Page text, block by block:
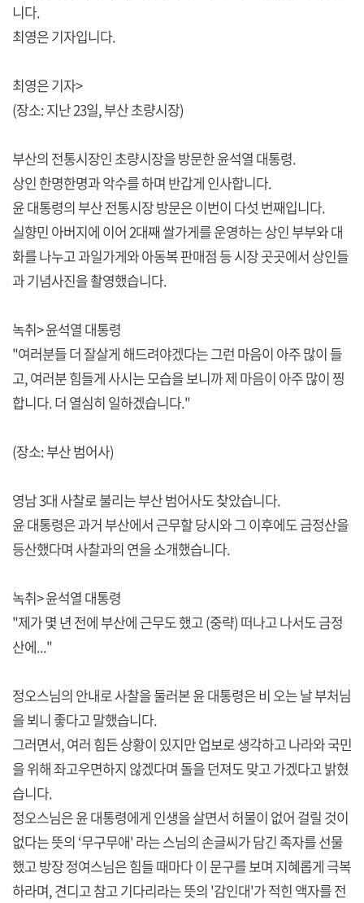
니다.
최영은 기자입니다.
최영은 기자>
(장소: 지난 23일, 부산 초량시장)
부산의 전통시장인 초량시장을 방문한 윤석열 대통령.
상인 한명한명과 악수를 하며 반갑게 인사합니다.
윤 대통령의 부산 전통시장 방문은 이번이 다섯 번째입니다.
실향민 아버지에 이어 2대째 쌀가게를 운영하는 상인 부부와 대
화를 나누고 과일가게와 아동복 판매점 등 시장 곳곳에서 상인들
과 기념사진을 촬영했습니다.
녹취> 윤석열 대통령
"여러분들 더 잘살게 해드려야겠다는 그런 마음이 아주 많이 들
고, 여러분 힘들게 사시는 모습을 보니까 제 마음이 아주 많이 찡
합니다. 더 열심히 일하겠습니다."
(장소: 부산 범어사)
영남 3대 사찰로 불리는 부산 범어사도 찾았습니다.
윤 대통령은 과거 부산에서 근무할 당시와 그 이후에도 금정산을
등산했다며 사찰과의 연을 소개했습니다.
녹취> 윤석열 대통령
"제가 몇 년 전에 부산에 근무도 했고 (중략) 떠나고 나서도 금정
산에..."
정오스님의 안내로 사찰을 둘러본 윤 대통령은 비 오는 날 부처님
을 뵈니 좋다고 말했습니다.
그러면서, 여러 힘든 상황이 있지만 업보로 생각하고 나라와 국민
을 위해 좌고우면하지 않겠다며 돌을 던져도 맞고 가겠다고 밝혔
습니다.
정오스님은 윤 대통령에게 인생을 살면서 허물이 없어 걸릴 것이
없다는 뜻의 ‘무구무애' 라는 스님의 손글씨가 담긴 족자를 선물
했고 방장 정여스님은 힘들 때마다 이 문구를 보며 지혜롭게 극복
하라며, 견디고 참고 기다리라는 뜻의 '감인대'가 적힌 액자를 전